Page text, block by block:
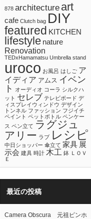
878 architecture art
cafe Clutch bag DIY
featured KITCHEN
lifestyle nature
Renovation
TEDxHamamatsu Umbrella stand
uroco お風呂 はしご ア
イディア アムス イベン
ト
オーディオ コーラ シルクハ
ット セレブ テレビボード デ
ィスプレイウィンドウ デザイン
トンネル ファッション フジイチ
ペイント ペットボトル ペンケー
ス ペン立て ラグジュ
アリー ラブ レシピ
中日ショッパー 傘立て 家具 展
示会 建具 時計 木工 鉢 ＬＯＶ
Ｅ
最近の投稿
Camera Obscura 元祖ピンホ